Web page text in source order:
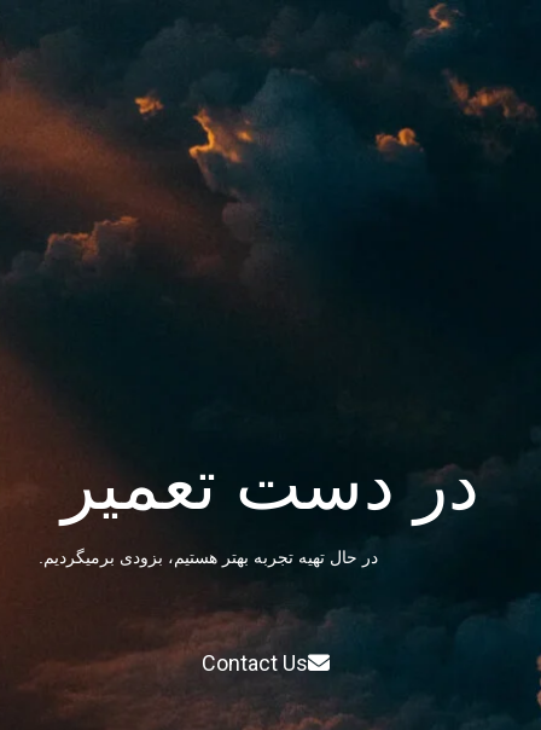
در دست تعمیر
در حال تهیه تجربه بهتر هستیم، بزودی برمیگردیم.
Contact Us